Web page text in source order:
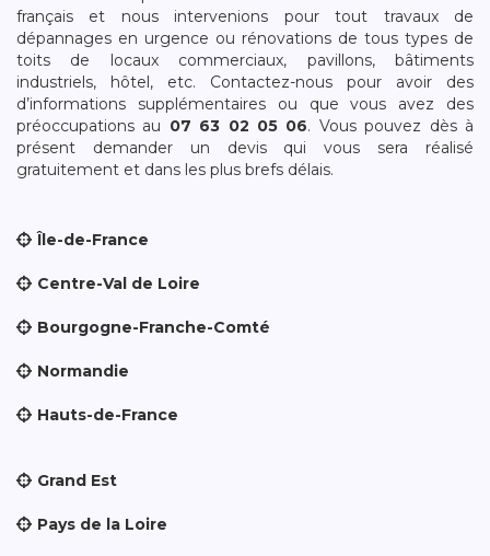
français et nous intervenions pour tout travaux de
dépannages en urgence ou rénovations de tous types de
toits de locaux commerciaux, pavillons, bâtiments
industriels, hôtel, etc. Contactez-nous pour avoir des
d’informations supplémentaires ou que vous avez des
préoccupations au 07 63 02 05 06. Vous pouvez dès à
présent demander un devis qui vous sera réalisé
gratuitement et dans les plus brefs délais.
Île-de-France
Centre-Val de Loire
Bourgogne-Franche-Comté
Normandie
Hauts-de-France
Grand Est
Pays de la Loire